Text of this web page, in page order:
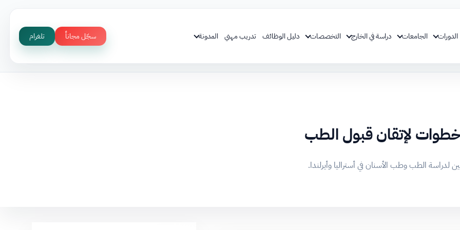
الدورات الجامعات دراسة في الخارج التخصصات دليل الوظائف تدريب مهني المدونة سجّل مجاناً تلغرام